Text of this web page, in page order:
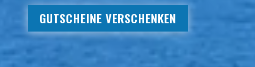
GUTSCHEINE VERSCHENKEN